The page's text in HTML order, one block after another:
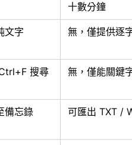
十數分鐘
文字 無，僅提供逐
搜尋 無，僅能關鍵
備忘錄 可匯出 TXT /